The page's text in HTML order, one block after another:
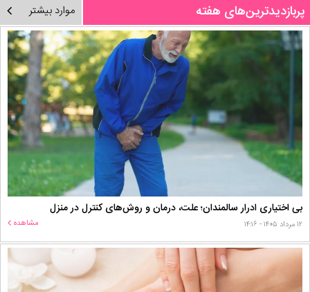
پربازدیدترین‌های هفته موارد بیشتر
بی اختیاری ادرار سالمندان؛ علت، درمان و روش‌های کنترل در منزل
۱۲ مرداد ۱۴۰۵ - ۱۴:۱۶ مشاهده